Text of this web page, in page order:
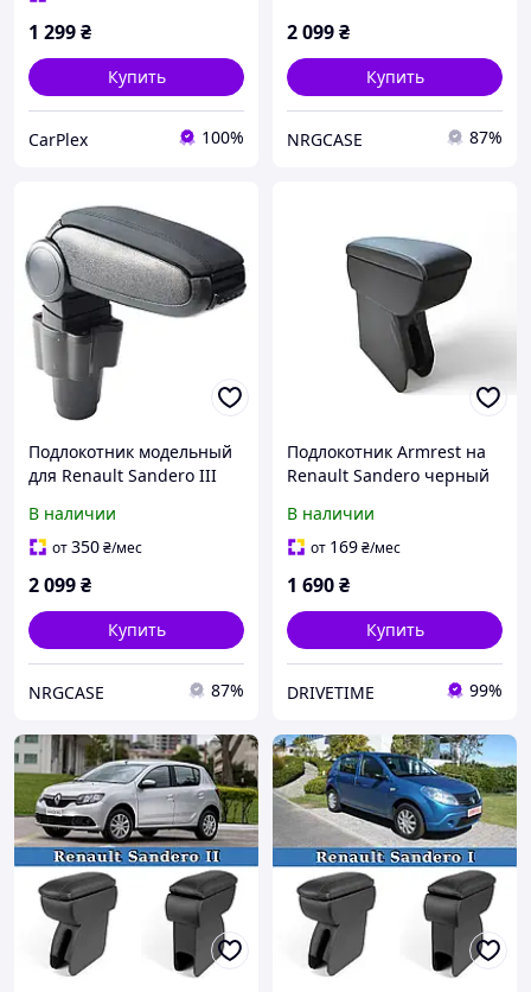
1 299₴
Купить
CarPlex 100%
2 099₴
Купить
NRGCASE 87%
Подлокотник модельный
для Renault Sandero III
Откидной
(Оригинальный)
В наличии
от350₴/мес
2 099₴
Купить
NRGCASE 87%
Подлокотник Armrest на
Renault Sandero черный
В наличии
от 169₴/мес
1 690₴
Купить
DRIVETIME 99%